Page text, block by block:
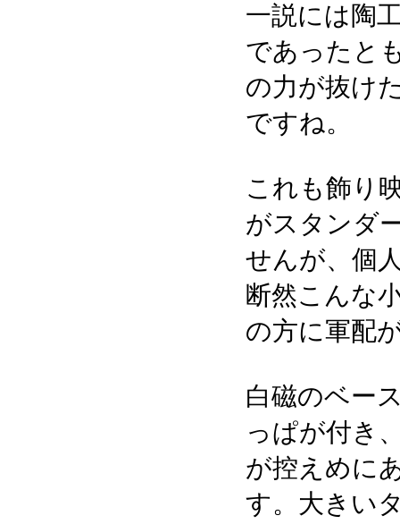
一説には陶
であったと
の力が抜け
ですね。
これも飾り
がスタンダ
せんが、個
断然こんな
の方に軍配
白磁のベー
っぱが付き
が控えめに
す。大きい